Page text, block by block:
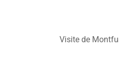
Visite de